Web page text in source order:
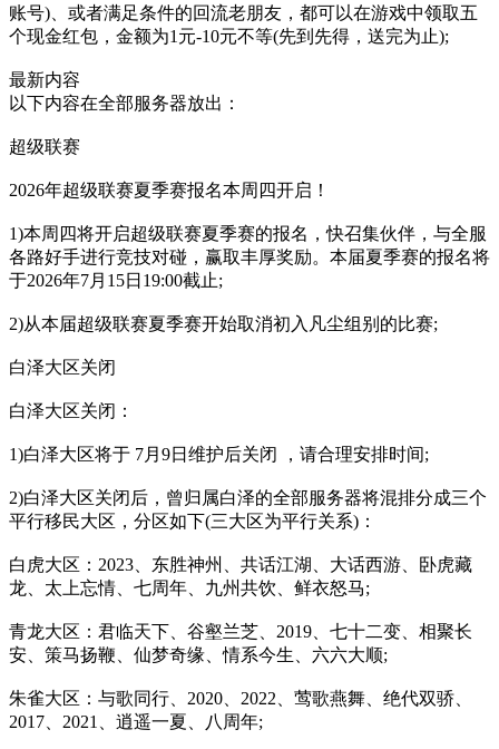
账号)、或者满足条件的回流老朋友，都可以在游戏中领取五
个现金红包，金额为1元-10元不等(先到先得，送完为止);
最新内容
以下内容在全部服务器放出：
超级联赛
2026年超级联赛夏季赛报名本周四开启！
1)本周四将开启超级联赛夏季赛的报名，快召集伙伴，与全服
各路好手进行竞技对碰，赢取丰厚奖励。本届夏季赛的报名将
于2026年7月15日19:00截止;
2)从本届超级联赛夏季赛开始取消初入凡尘组别的比赛;
白泽大区关闭
白泽大区关闭：
1)白泽大区将于 7月9日维护后关闭 ，请合理安排时间;
2)白泽大区关闭后，曾归属白泽的全部服务器将混排分成三个
平行移民大区，分区如下(三大区为平行关系)：
白虎大区：2023、东胜神州、共话江湖、大话西游、卧虎藏
龙、太上忘情、七周年、九州共饮、鲜衣怒马;
青龙大区：君临天下、谷壑兰芝、2019、七十二变、相聚长
安、策马扬鞭、仙梦奇缘、情系今生、六六大顺;
朱雀大区：与歌同行、2020、2022、莺歌燕舞、绝代双骄、
2017、2021、逍遥一夏、八周年;